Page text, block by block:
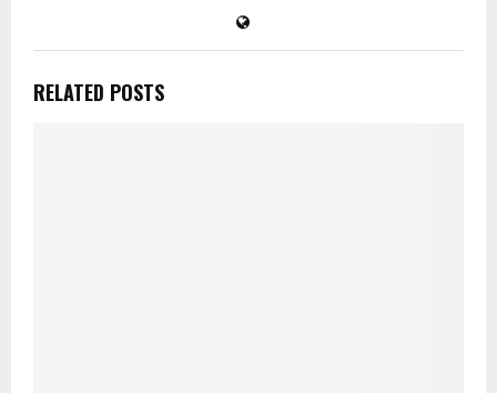
RELATED POSTS